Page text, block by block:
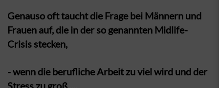
Genauso oft taucht die Frage bei Männern und
Frauen auf, die in der so genannten Midlife-
Crisis stecken,
- wenn die berufliche Arbeit zu viel wird und der